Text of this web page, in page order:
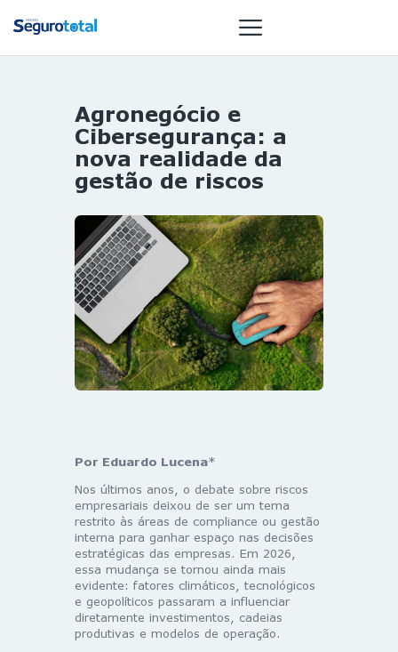
NOTÍCIAS
REVISTA
ESPECIAIS
OURO
ST SUMMIT
MULHERES
GESTORAS
HOMEST
HOME
Agronegócio e
Cibersegurança: a
nova realidade da
gestão de riscos
Por Eduardo Lucena*
Nos últimos anos, o debate sobre riscos
empresariais deixou de ser um tema
restrito às áreas de compliance ou gestão
interna para ganhar espaço nas decisões
estratégicas das empresas. Em 2026,
essa mudança se tornou ainda mais
evidente: fatores climáticos, tecnológicos
e geopolíticos passaram a influenciar
diretamente investimentos, cadeias
produtivas e modelos de operação.